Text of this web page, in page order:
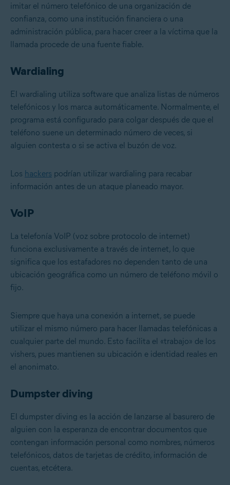
imitar el número telefónico de una organización de
confianza, como una institución financiera o una
administración pública, para hacer creer a la víctima que la
llamada procede de una fuente fiable.
Wardialing
El wardialing utiliza software que analiza listas de números
telefónicos y los marca automáticamente. Normalmente, el
programa está configurado para colgar después de que el
teléfono suene un determinado número de veces, si
alguien contesta o si se activa el buzón de voz.
Los hackers podrían utilizar wardialing para recabar
información antes de un ataque planeado mayor.
VoIP
La telefonía VoIP (voz sobre protocolo de internet)
funciona exclusivamente a través de internet, lo que
significa que los estafadores no dependen tanto de una
ubicación geográfica como un número de teléfono móvil o
fijo.
Siempre que haya una conexión a internet, se puede
utilizar el mismo número para hacer llamadas telefónicas a
cualquier parte del mundo. Esto facilita el «trabajo» de los
vishers, pues mantienen su ubicación e identidad reales en
el anonimato.
Dumpster diving
El dumpster diving es la acción de lanzarse al basurero de
alguien con la esperanza de encontrar documentos que
contengan información personal como nombres, números
telefónicos, datos de tarjetas de crédito, información de
cuentas, etcétera.